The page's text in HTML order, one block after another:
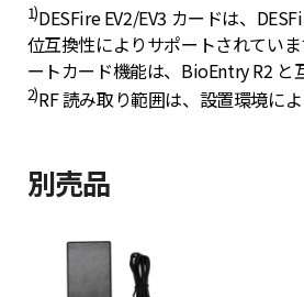
1)DESFire EV2/EV3 カードは、
位互換性によりサポートされてい
ートカード機能は、BioEntry R2 と
2)RF 読み取り範囲は、設置環境によ
別売品